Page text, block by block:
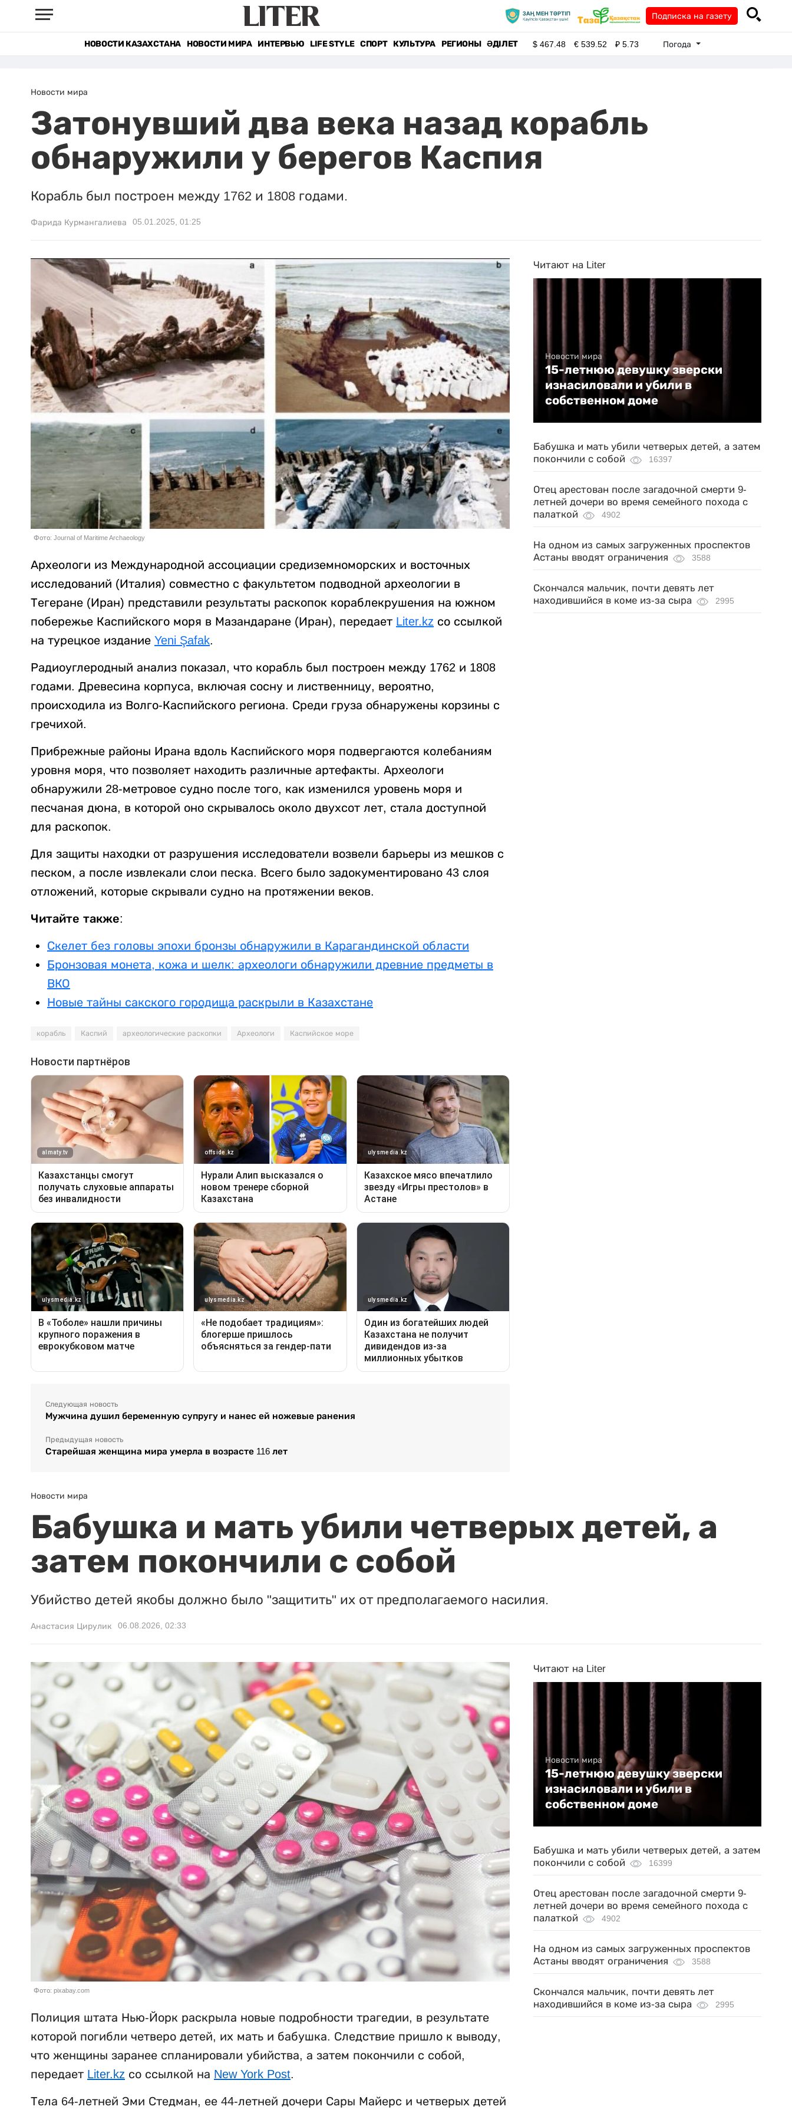
Подписка на газету
НОВОСТИ КАЗАХСТАНА НОВОСТИ МИРА ИНТЕРВЬЮ LIFE STYLE СПОРТ КУЛЬТУРА РЕГИОНЫ ӘДІЛЕТ $467.48 €539.52 ₽5.73 Погода
Новости мира
Затонувший два века назад корабль
обнаружили у берегов Каспия
Корабль был построен между 1762 и 1808 годами.
Фарида Курмангалиева 05.01.2025, 01:25
Фото: Journal of Maritime Archaeology
Археологи из Международной ассоциации средиземноморских и восточных
исследований (Италия) совместно с факультетом подводной археологии в
Тегеране (Иран) представили результаты раскопок кораблекрушения на южном
побережье Каспийского моря в Мазандаране (Иран), передает Liter.kz со ссылкой
на турецкое издание Yeni Şafak.
Радиоуглеродный анализ показал, что корабль был построен между 1762 и 1808
годами. Древесина корпуса, включая сосну и лиственницу, вероятно,
происходила из Волго-Каспийского региона. Среди груза обнаружены корзины с
гречихой.
Прибрежные районы Ирана вдоль Каспийского моря подвергаются колебаниям
уровня моря, что позволяет находить различные артефакты. Археологи
обнаружили 28-метровое судно после того, как изменился уровень моря и
песчаная дюна, в которой оно скрывалось около двухсот лет, стала доступной
для раскопок.
Для защиты находки от разрушения исследователи возвели барьеры из мешков с
песком, а после извлекали слои песка. Всего было задокументировано 43 слоя
отложений, которые скрывали судно на протяжении веков.
Читайте также:
Скелет без головы эпохи бронзы обнаружили в Карагандинской области
Бронзовая монета, кожа и шелк: археологи обнаружили древние предметы в
ВКО
Новые тайны сакского городища раскрыли в Казахстане
корабль Каспий археологические раскопки Археологи Каспийское море
Следующая новость
Мужчина душил беременную супругу и нанес ей ножевые ранения
Предыдущая новость
Старейшая женщина мира умерла в возрасте 116 лет
Читают на Liter
Новости мира
15-летнюю девушку зверски
изнасиловали и убили в
собственном доме
Бабушка и мать убили четверых детей, а затем
покончили с собой
16397
Отец арестован после загадочной смерти 9-
летней дочери во время семейного похода с
палаткой
4902
На одном из самых загруженных проспектов
Астаны вводят ограничения
3588
Скончался мальчик, почти девять лет
находившийся в коме из-за сыра
2995
Новости мира
Бабушка и мать убили четверых детей, а
затем покончили с собой
Убийство детей якобы должно было "защитить" их от предполагаемого насилия.
Анастасия Цирулик 06.08.2026, 02:33
Фото: pixabay.com
Полиция штата Нью-Йорк раскрыла новые подробности трагедии, в результате
которой погибли четверо детей, их мать и бабушка. Следствие пришло к выводу,
что женщины заранее спланировали убийства, а затем покончили с собой,
передает Liter.kz со ссылкой на New York Post.
Тела 64-летней Эми Стедман, ее 44-летней дочери Сары Майерс и четверых детей
Читают на Liter
Новости мира
15-летнюю девушку зверски
изнасиловали и убили в
собственном доме
Бабушка и мать убили четверых детей, а затем
покончили с собой
16399
Отец арестован после загадочной смерти 9-
летней дочери во время семейного похода с
палаткой
4902
На одном из самых загруженных проспектов
Астаны вводят ограничения
3588
Скончался мальчик, почти девять лет
находившийся в коме из-за сыра
2995